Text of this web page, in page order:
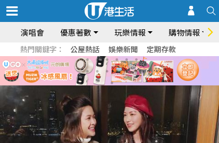
演唱會 優惠著數 玩樂情報 購物情報
熱門關鍵字： 公屋熱話 娛樂新聞 定期存款